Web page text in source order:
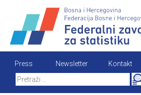
content
Press Newsletter
Kontakt
for: